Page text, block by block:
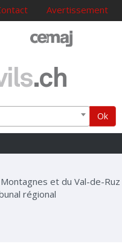
Avertissement
.ch
Ok
et du Val-de-Ruz
régional